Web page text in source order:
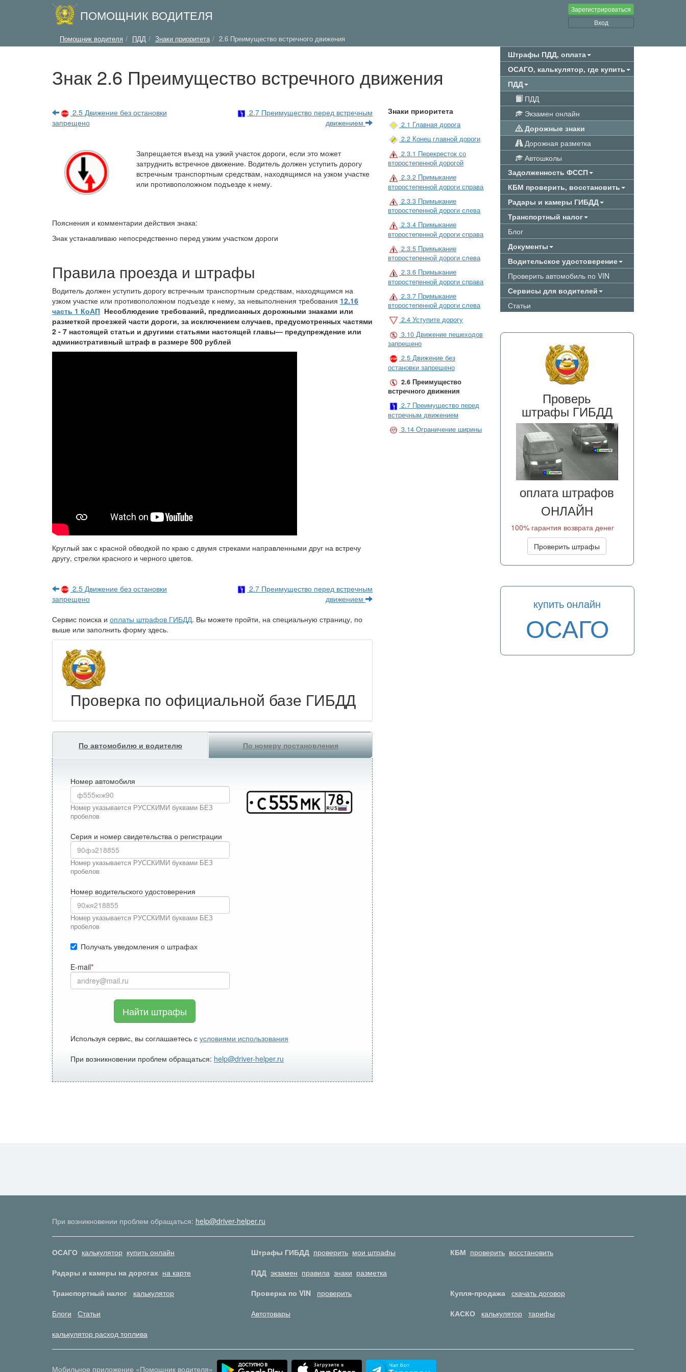
ПОМОЩНИК ВОДИТЕЛЯ
Зарегистрироваться
Вход
Помощник водителя ПДД Знаки приоритета 2.6 Преимущество встречного движения
Знак 2.6 Преимущество встречного движения
2.5 Движение без остановки
запрещено
2.7 Преимущество перед встречным
движением
Запрещается въезд на узкий участок дороги, если это может
затруднить встречное движение. Водитель должен уступить дорогу
встречным транспортным средствам, находящимся на узком участке
или противоположном подъезде к нему.
Пояснения и комментарии действия знака:
Знак устанавливаю непосредственно перед узким участком дороги
Правила проезда и штрафы
Водитель должен уступить дорогу встречным транспортным средствам, находящимся на
узком участке или противоположном подъезде к нему, за невыполнения требования 12.16
часть 1 КоАП Несоблюдение требований, предписанных дорожными знаками или
разметкой проезжей части дороги, за исключением случаев, предусмотренных частями
2 - 7 настоящей статьи и другими статьями настоящей главы— предупреждение или
административный штраф в размере 500 рублей
Круглый зак с красной обводкой по краю с двумя стреками направленными друг на встречу
другу, стрелки красного и черного цветов.
2.5 Движение без остановки
запрещено
2.7 Преимущество перед встречным
движением
Сервис поиска и оплаты штрафов ГИБДД. Вы можете пройти, на специальную страницу, по
выше или заполнить форму здесь.
Проверка по официальной базе ГИБДД
По автомобилю и водителю По номеру постановления
Номер автомобиля
Номер указывается РУССКИМИ буквами БЕЗ
пробелов
Серия и номер свидетельства о регистрации
Номер указывается РУССКИМИ буквами БЕЗ
пробелов
Номер водительского удостоверения
Номер указывается РУССКИМИ буквами БЕЗ
пробелов
Получать уведомления о штрафах
E-mail
Найти штрафы
Используя сервис, вы соглашаетесь с условиями использования
При возникновении проблем обращаться: help@driver-helper.ru
Знаки приоритета
2.1 Главная дорога
2.2 Конец главной дороги
2.3.1 Перекресток со
второстепенной дорогой
2.3.2 Примыкание
второстепенной дороги справа
2.3.3 Примыкание
второстепенной дороги слева
2.3.4 Примыкание
второстепенной дороги справа
2.3.5 Примыкание
второстепенной дороги слева
2.3.6 Примыкание
второстепенной дороги справа
2.3.7 Примыкание
второстепенной дороги слева
2.4 Уступите дорогу
3.10 Движение пешеходов
запрещено
2.5 Движение без
остановки запрещено
2.6 Преимущество
встречного движения
2.7 Преимущество перед
встречным движением
3.14 Ограничение ширины
Штрафы ПДД, оплата
ОСАГО, калькулятор, где купить
ПДД
ПДД
Экзамен онлайн
Дорожные знаки
Дорожная разметка
Автошколы
Задолженность ФССП
КБМ проверить, восстановить
Радары и камеры ГИБДД
Транспортный налог
Блог
Документы
Водительское удостоверение
Проверить автомобиль по VIN
Сервисы для водителей
Статьи
Проверь
штрафы ГИБДД
оплата штрафов
ОНЛАЙН
100% гарантия возврата денег
Проверить штрафы
купить онлайн
ОСАГО
При возникновении проблем обращаться: help@driver-helper.ru
ОСАГО калькулятор купить онлайн Штрафы ГИБДД проверить мои штрафы КБМ проверить восстановить
Радары и камеры на дорогах на карте ПДД экзамен правила знаки разметка
Транспортный налог
калькулятор Проверка по VIN проверить Купля-продажа скачать договор
Блоги
Статьи Автотовары КАСКО калькулятор тарифы
калькулятор расход топлива
Мобильное приложение «Помощник водителя»